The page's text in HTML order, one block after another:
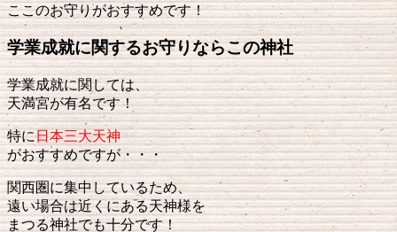
ここのお守りがおすすめです！
学業成就に関するお守りならこの神社
学業成就に関しては、
天満宮が有名です！
特に日本三大天神
がおすすめですが・・・
関西圏に集中しているため、
遠い場合は近くにある天神様を
まつる神社でも十分です！